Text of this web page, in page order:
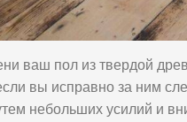
ваш пол из твердой
вы исправно за ним
небольших усилий и